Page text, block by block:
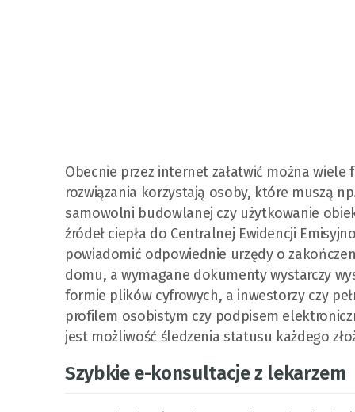
Obecnie przez internet załatwić można
rozwiązania korzystają osoby, które muszą
samowolni budowlanej czy użytkowanie
źródeł ciepła do Centralnej Ewidencji
powiadomić odpowiednie urzędy o
domu, a wymagane dokumenty wystarczy
formie plików cyfrowych, a inwestorzy czy
profilem osobistym czy podpisem
jest możliwość śledzenia statusu każdego
Szybkie e-konsultacje z lekarzem